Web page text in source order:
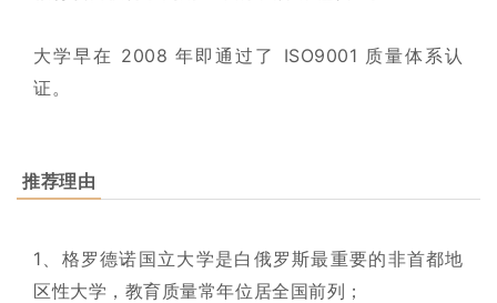
大学早在 2008 年即通过了 ISO9001 质量体系认
证。
推荐理由
1、格罗德诺国立大学是白俄罗斯最重要的非首都地
区性大学，教育质量常年位居全国前列；